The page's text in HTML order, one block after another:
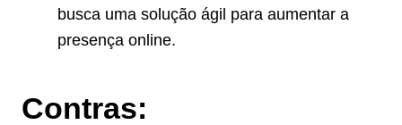
busca uma solução ágil para aumentar a
presença online.
Contras: